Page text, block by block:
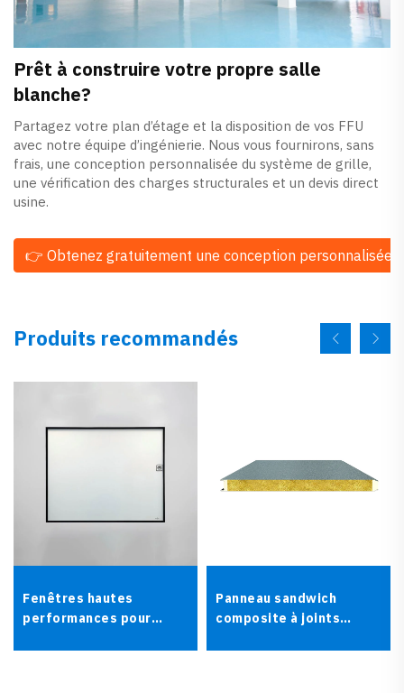
Prêt à construire votre propre salle
blanche?
Partagez votre plan d’étage et la disposition de vos FFU
avec notre équipe d’ingénierie. Nous vous fournirons, sans
frais, une conception personnalisée du système de grille,
une vérification des charges structurales et un devis direct
usine.
👉 Obtenez gratuitement une conception personnalisée
Produits recommandés
Fenêtres hautes
performances pour
Panneau sandwich
composite à joints